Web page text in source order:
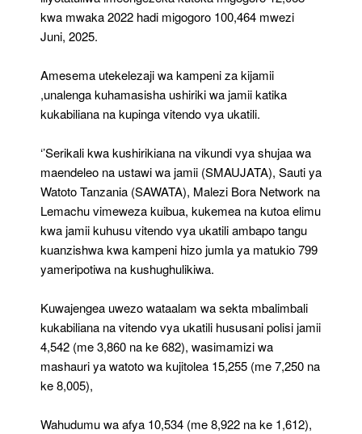
kwa mwaka 2022 hadi migogoro 100,464 mwezi
Juni, 2025.
Amesema utekelezaji wa kampeni za kijamii
,unalenga kuhamasisha ushiriki wa jamii katika
kukabiliana na kupinga vitendo vya ukatili.
‘’Serikali kwa kushirikiana na vikundi vya shujaa wa
maendeleo na ustawi wa jamii (SMAUJATA), Sauti ya
Watoto Tanzania (SAWATA), Malezi Bora Network na
Lemachu vimeweza kuibua, kukemea na kutoa elimu
kwa jamii kuhusu vitendo vya ukatili ambapo tangu
kuanzishwa kwa kampeni hizo jumla ya matukio 799
yameripotiwa na kushughulikiwa.
Kuwajengea uwezo wataalam wa sekta mbalimbali
kukabiliana na vitendo vya ukatili hususani polisi jamii
4,542 (me 3,860 na ke 682), wasimamizi wa
mashauri ya watoto wa kujitolea 15,255 (me 7,250 na
ke 8,005),
Wahudumu wa afya 10,534 (me 8,922 na ke 1,612),